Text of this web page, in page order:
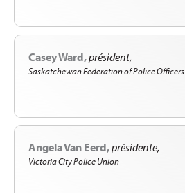
Casey Ward président
Saskatchewan Federation of Police Officers
Angela Van Eerd présidente
Victoria City Police Union